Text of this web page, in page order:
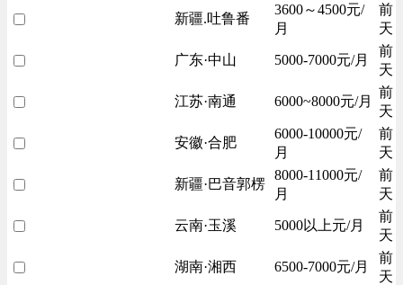
新疆.吐鲁番
3600～4500元/
月
前
天
广东·中山 5000-7000元/月
前
天
江苏·南通 6000~8000元/月
前
天
安徽·合肥
6000-10000元/
月
前
天
新疆·巴音郭楞
8000-11000元/
月
前
天
云南·玉溪 5000以上元/月
前
天
湖南·湘西 6500-7000元/月
前
天